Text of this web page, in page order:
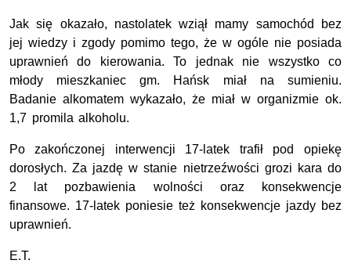
Jak się okazało, nastolatek wziął mamy samochód bez
jej wiedzy i zgody pomimo tego, że w ogóle nie posiada
uprawnień do kierowania. To jednak nie wszystko co
młody mieszkaniec gm. Hańsk miał na sumieniu.
Badanie alkomatem wykazało, że miał w organizmie ok.
1,7 promila alkoholu.
Po zakończonej interwencji 17-latek trafił pod opiekę
dorosłych. Za jazdę w stanie nietrzeźwości grozi kara do
2 lat pozbawienia wolności oraz konsekwencje
finansowe. 17-latek poniesie też konsekwencje jazdy bez
uprawnień.
E.T.